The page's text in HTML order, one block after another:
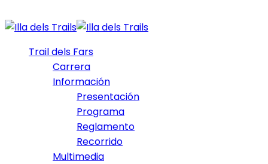
Trail dels Fars
Carrera
Información
Presentación
Programa
Reglamento
Recorrido
Multimedia